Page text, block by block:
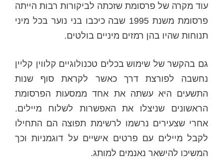
עוד מקרה של פרסומת שזכתה לביקורות רבות הייתה
פרסומת משנת 1995 שבה כיכבו בני נוער בכל מיני
תנוחות שהיו בהן רמזים מיניים בולטים.
גם בהקשר של שימוש בכלים טכנולוגיים קלווין קליין
נחשבה לפורצת דרך כאשר לקראת סוף שנות
התשעים היא עשתה את אחד ממסעות הפרסומת
הראשונים שניצלו את האפשרות לשלוח מיילים.
אחרי שצעירים נרשמו לרשימת תפוצה הם התחילו
לקבל מיילים עם פרטים אישיים על דוגמניות וכך
המשיכו להישאר נאנמים למותג.